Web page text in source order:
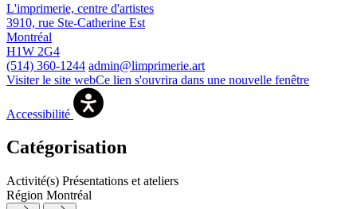
L'imprimerie, centre d'artistes
3910, rue Ste-Catherine Est
Montréal
H1W 2G4
(514) 360-1244 admin@limprimerie.art
Visiter le site webCe lien s'ouvrira dans une nouvelle fenêtre
Accessibilité
Catégorisation
Activité(s) Présentations et ateliers
Région Montréal